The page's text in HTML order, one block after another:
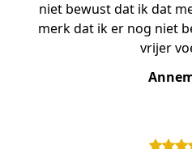
niet bewust dat ik dat
merk dat ik er nog niet
vrijer